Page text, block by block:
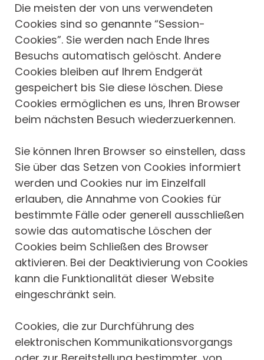
Die meisten der von uns verwendeten
Cookies sind so genannte “Session-
Cookies”. Sie werden nach Ende Ihres
Besuchs automatisch gelöscht. Andere
Cookies bleiben auf Ihrem Endgerät
gespeichert bis Sie diese löschen. Diese
Cookies ermöglichen es uns, Ihren Browser
beim nächsten Besuch wiederzuerkennen.
Sie können Ihren Browser so einstellen, dass
Sie über das Setzen von Cookies informiert
werden und Cookies nur im Einzelfall
erlauben, die Annahme von Cookies für
bestimmte Fälle oder generell ausschließen
sowie das automatische Löschen der
Cookies beim Schließen des Browser
aktivieren. Bei der Deaktivierung von Cookies
kann die Funktionalität dieser Website
eingeschränkt sein.
Cookies, die zur Durchführung des
elektronischen Kommunikationsvorgangs